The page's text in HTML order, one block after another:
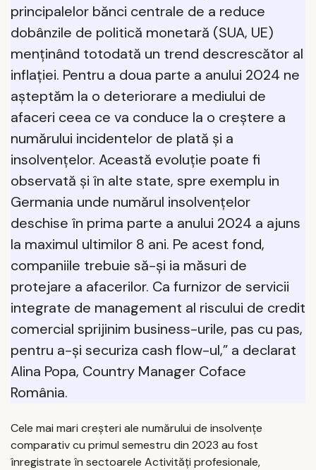
principalelor bănci centrale de a reduce
dobânzile de politică monetară (SUA, UE)
menținând totodată un trend descrescător al
inflației. Pentru a doua parte a anului 2024 ne
așteptăm la o deteriorare a mediului de
afaceri ceea ce va conduce la o creștere a
numărului incidentelor de plată și a
insolvențelor. Această evoluție poate fi
observată și în alte state, spre exemplu in
Germania unde numărul insolvențelor
deschise în prima parte a anului 2024 a ajuns
la maximul ultimilor 8 ani. Pe acest fond,
companiile trebuie să-și ia măsuri de
protejare a afacerilor. Ca furnizor de servicii
integrate de management al riscului de credit
comercial sprijinim business-urile, pas cu pas,
pentru a-și securiza cash flow-ul,” a declarat
Alina Popa, Country Manager Coface
România.
Cele mai mari creșteri ale numărului de insolvențe
comparativ cu primul semestru din 2023 au fost
înregistrate în sectoarele Activități profesionale,